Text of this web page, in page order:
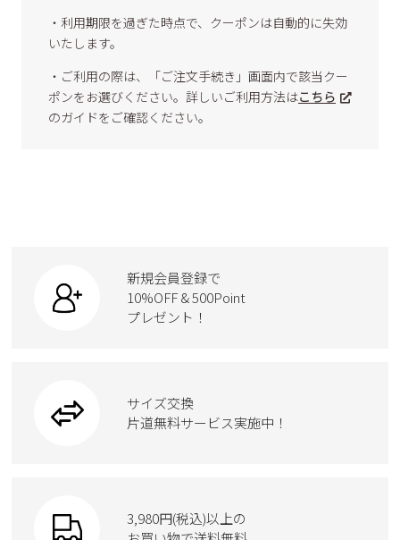
・利用期限を過ぎた時点で、クーポンは自動的に失効
いたします。
・ご利用の際は、「ご注文手続き」画面内で該当クー
ポンをお選びください。詳しいご利用方法はこちら
のガイドをご確認ください。
新規会員登録で
10%OFF & 500Point
プレゼント！
サイズ交換
片道無料サービス実施中！
3,980円(税込)以上の